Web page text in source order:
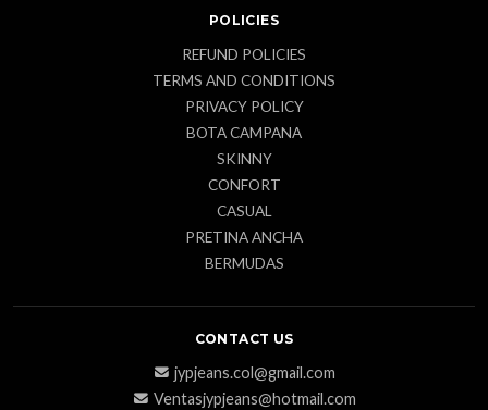
POLICIES
REFUND POLICIES
TERMS AND CONDITIONS
PRIVACY POLICY
BOTA CAMPANA
SKINNY
CONFORT
CASUAL
PRETINA ANCHA
BERMUDAS
CONTACT US
jypjeans.col@gmail.com
Ventasjypjeans@hotmail.com